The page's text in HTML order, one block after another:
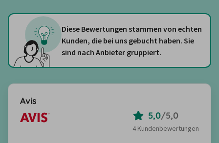
Diese Bewertungen stammen von echten
Kunden, die bei uns gebucht haben. Sie
sind nach Anbieter gruppiert.
Avis
5,0/5,0
4 Kundenbewertungen